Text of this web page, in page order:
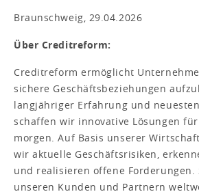
Braunschweig, 29.04.2026
Über Creditreform:
Creditreform ermöglicht
sichere Geschäftsbeziehungen
langjähriger Erfahrung und
schaffen wir innovative Lösungen
morgen. Auf Basis unserer
wir aktuelle Geschäftsrisiken,
und realisieren offene Forderungen.
unseren Kunden und Partnern